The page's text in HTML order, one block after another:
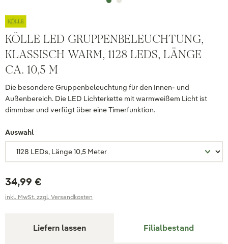
KÖLLE LED GRUPPENBELEUCHTUNG,
KLASSISCH WARM, 1128 LEDS, LÄNGE
CA. 10,5 M
Die besondere Gruppenbeleuchtung für den Innen- und
Außenbereich. Die LED Lichterkette mit warmweißem Licht ist
dimmbar und verfügt über eine Timerfunktion.
Auswahl
34,99 €
inkl. MwSt. zzgl. Versandkosten
Liefern lassen Filialbestand